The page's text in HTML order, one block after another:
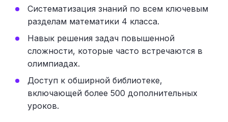
Систематизация знаний по всем ключевым
разделам математики 4 класса.
Навык решения задач повышенной
сложности, которые часто встречаются в
олимпиадах.
Доступ к обширной библиотеке,
включающей более 500 дополнительных
уроков.